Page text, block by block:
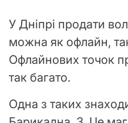
У Дніпрі продати
можна як офлайн,
Офлайнових точок
так багато.
Одна з таких